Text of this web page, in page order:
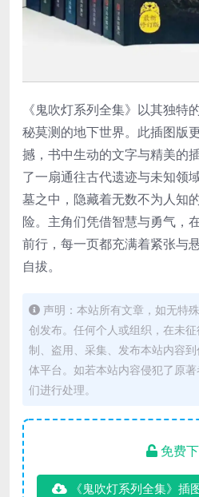
《鬼吹灯系列全集》以其独特
秘莫测的地下世界。此插图版
撼，书中生动的文字与精美的
了一扇通往古代遗迹与未知领
墓之中，隐藏着无数不为人知
险。主角们凭借智慧与勇气，
前行，每一页都充满着紧张与
自拔。
声明：本站所有文章，如无特
创发布。任何个人或组织，在未
制、盗用、采集、发布本站内容
体平台。如若本站内容侵犯了原
们进行处理。
免费
《鬼吹灯系列全集》插